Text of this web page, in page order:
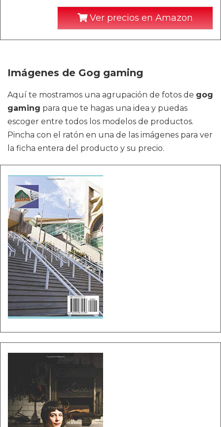
Ver precios en Amazon
Imágenes de Gog gaming
Aquí te mostramos una agrupación de fotos de gog
gaming para que te hagas una idea y puedas
escoger entre todos los modelos de productos.
Pincha con el ratón en una de las imágenes para ver
la ficha entera del producto y su precio.